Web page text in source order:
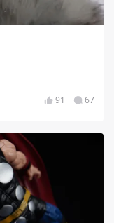
91 67